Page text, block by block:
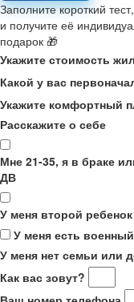
Заполните короткий
и получите её
подарок 🎁
Укажите стоимость
Какой у вас
Укажите комфортный
Расскажите о себе
Мне 21-35, я в браке
ДВ
У меня второй
У меня есть
У меня нет семьи или
Как вас зовут?